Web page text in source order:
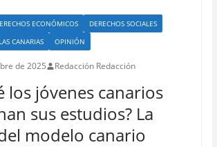
ECONÓMICOS
DERECHOS SOCIALES
CANARIAS OPINIÓN
de 2025 Redacción Redacción
los jóvenes canarios
sus estudios? La
modelo canario